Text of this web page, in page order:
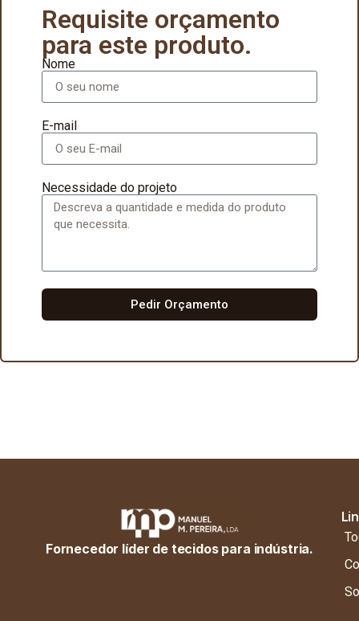
Requisite orçamento
para este produto.
Nome
E-mail
Necessidade do projeto
Pedir Orçamento
Fornecedor líder de tecidos para indústria.